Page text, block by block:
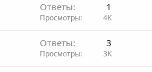
Ответы 1
Просмотры 4K
Ответы 3
Просмотры 3K